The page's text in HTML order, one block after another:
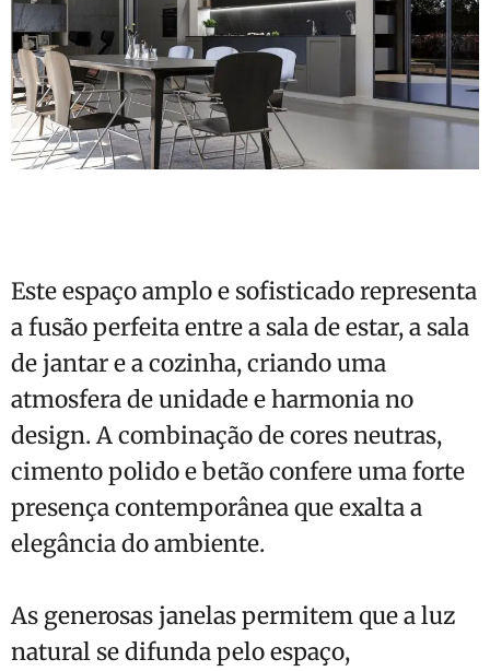
Este espaço amplo e sofisticado representa
a fusão perfeita entre a sala de estar, a sala
de jantar e a cozinha, criando uma
atmosfera de unidade e harmonia no
design. A combinação de cores neutras,
cimento polido e betão confere uma forte
presença contemporânea que exalta a
elegância do ambiente.
As generosas janelas permitem que a luz
natural se difunda pelo espaço,